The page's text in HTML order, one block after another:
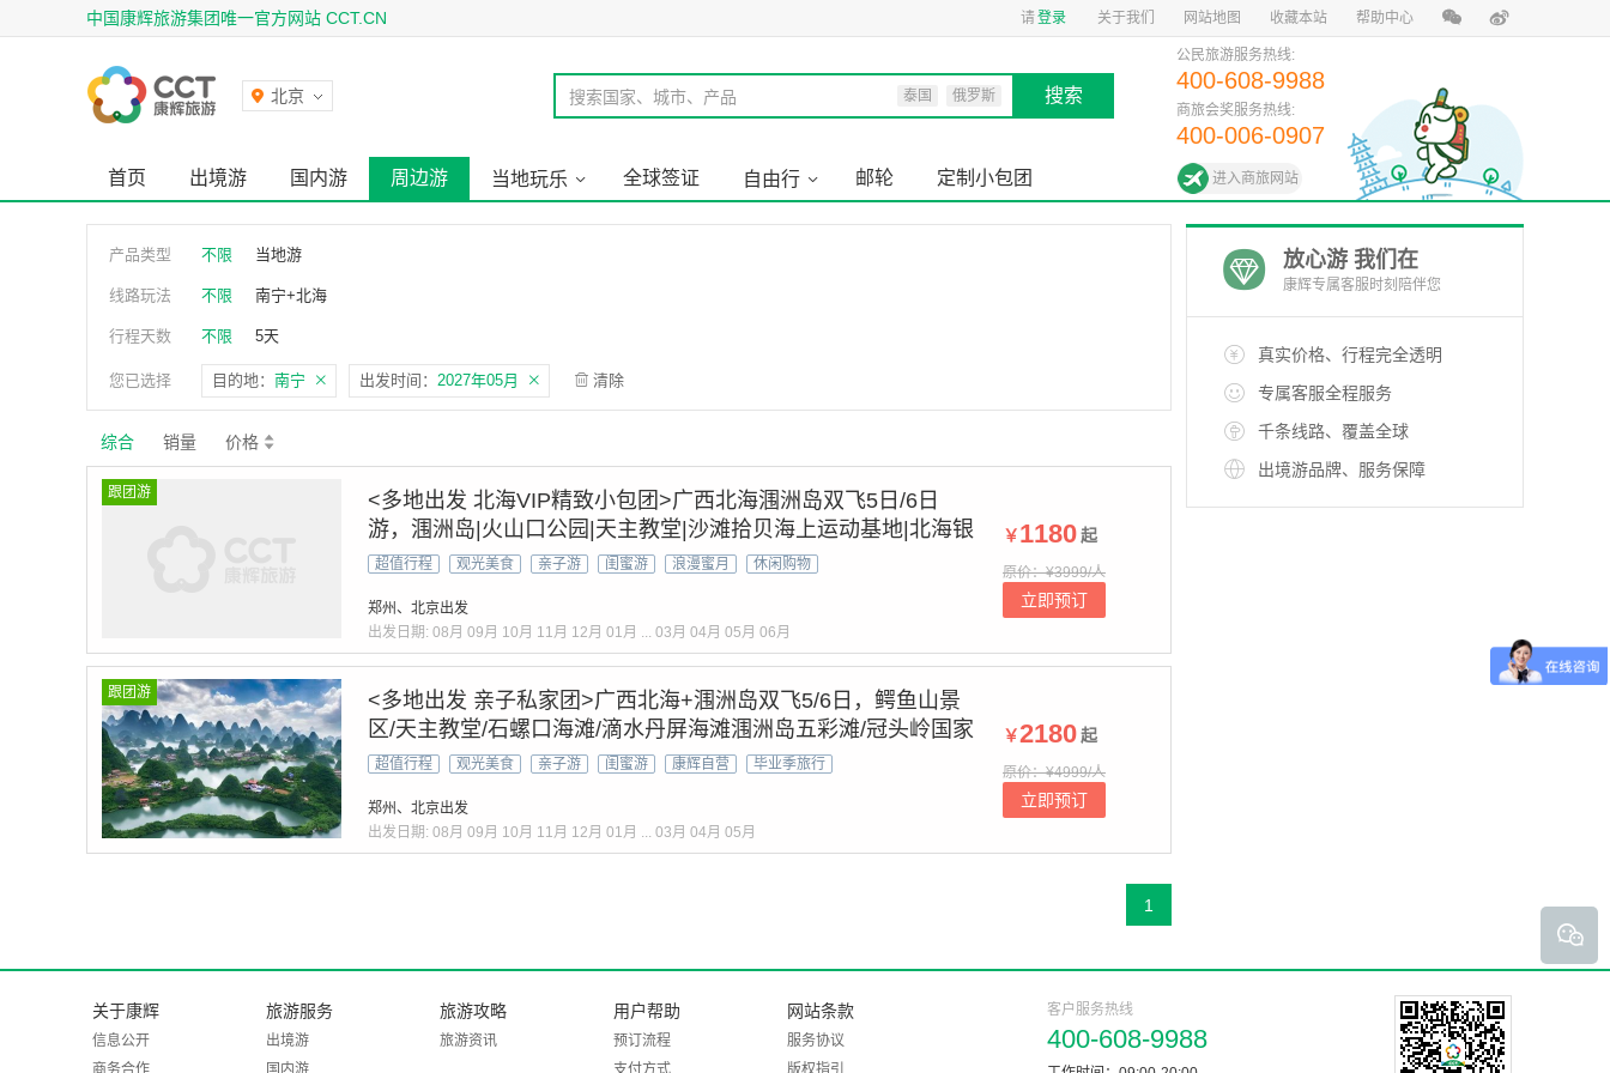
中国康辉旅游集团唯一官方网站 CCT.CN 请登录 关于我们 网站地图 收藏本站 帮助中心
北京 搜索国家、城市、产品 泰国 俄罗斯 搜索
公民旅游服务热线:
400-608-9988
商旅会奖服务热线:
400-006-0907
进入商旅网站
首页 出境游 国内游 周边游 当地玩乐 全球签证 自由行 邮轮 定制小包团
产品类型 不限 当地游
线路玩法 不限 南宁+北海
行程天数 不限 5天
您已选择 目的地： 南宁 出发时间： 2027年05月 清除
综合 销量 价格
跟团游
<多地出发 北海VIP精致小包团>广西北海涠洲岛双飞5日/6日
游，涠洲岛|火山口公园|天主教堂|沙滩拾贝海上运动基地|北海银
滩|北海老街|北部湾广场
超值行程 观光美食 亲子游 闺蜜游 浪漫蜜月 休闲购物
郑州、北京出发
出发日期: 08月 09月 10月 11月 12月 01月 ... 03月 04月 05月 06月
￥1180起
原价：¥3999/人
立即预订
跟团游
<多地出发 亲子私家团>广西北海+涠洲岛双飞5/6日，鳄鱼山景
区/天主教堂/石螺口海滩/滴水丹屏海滩涠洲岛五彩滩/冠头岭国家
森林公园/打卡网红流下村
超值行程 观光美食 亲子游 闺蜜游 康辉自营 毕业季旅行
郑州、北京出发
出发日期: 08月 09月 10月 11月 12月 01月 ... 03月 04月 05月
￥2180起
原价：¥4999/人
立即预订
1
放心游 我们在
康辉专属客服时刻陪伴您
真实价格、行程完全透明
专属客服全程服务
千条线路、覆盖全球
出境游品牌、服务保障
关于康辉
信息公开
商务合作
旅游服务
出境游
国内游
旅游攻略
旅游资讯
用户帮助
预订流程
支付方式
网站条款
服务协议
版权指引
客户服务热线
400-608-9988